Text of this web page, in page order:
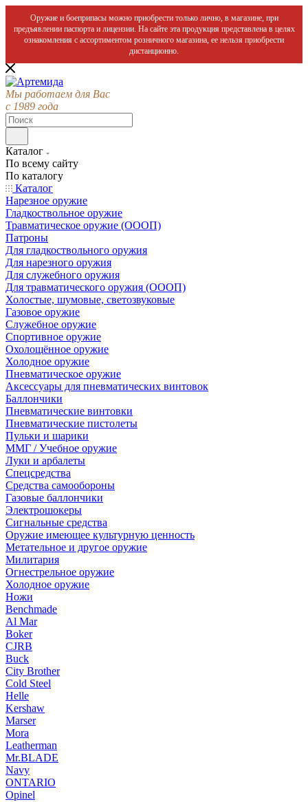
Оружие и боеприпасы можно приобрести только лично, в магазине, при
предъявлении паспорта и лицензии. На сайте эта продукция представлена в целях
ознакомления с ассортиментом розничного магазина, ее нельзя приобрести
дистанционно.
Мы работаем для Вас
с 1989 года
Каталог
По всему сайту
По каталогу
Каталог
Нарезное оружие
Гладкоствольное оружие
Травматическое оружие (ОООП)
Патроны
Для гладкоствольного оружия
Для нарезного оружия
Для служебного оружия
Для травматического оружия (ОООП)
Холостые, шумовые, светозвуковые
Газовое оружие
Служебное оружие
Спортивное оружие
Охолощённое оружие
Холодное оружие
Пневматическое оружие
Аксессуары для пневматических винтовок
Баллончики
Пневматические винтовки
Пневматические пистолеты
Пульки и шарики
ММГ / Учебное оружие
Луки и арбалеты
Спецсредства
Средства самообороны
Газовые баллончики
Электрошокеры
Сигнальные средства
Оружие имеющее культурную ценность
Метательное и другое оружие
Милитария
Огнестрельное оружие
Холодное оружие
Ножи
Benchmade
Al Mar
Boker
CJRB
Buck
City Brother
Cold Steel
Helle
Kershaw
Marser
Mora
Leatherman
Mr.BLADE
Navy
ONTARIO
Opinel